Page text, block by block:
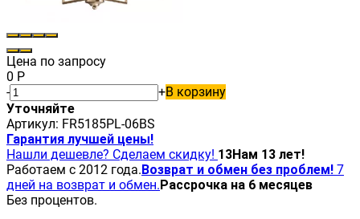
Цена по запросу
0 Р
-
+В корзину
Уточняйте
Артикул: FR5185PL-06BS
Гарантия лучшей цены!
Нашли дешевле? Сделаем скидку! 13Нам 13 лет!
Работаем с 2012 года.Возврат и обмен без проблем! 7
дней на возврат и обмен.Рассрочка на 6 месяцев
Без процентов.